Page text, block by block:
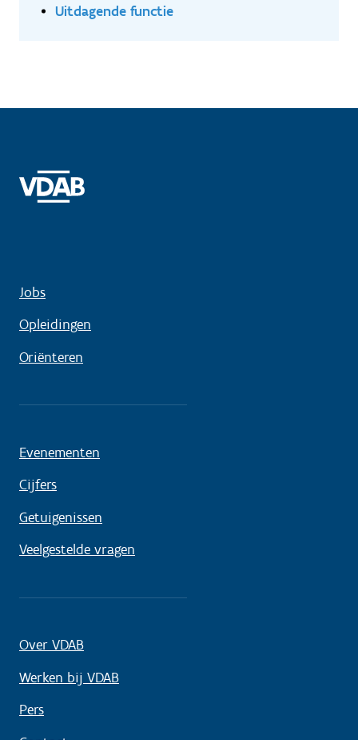
Uitdagende functie
Jobs
Opleidingen
Oriënteren
Evenementen
Cijfers
Getuigenissen
Veelgestelde vragen
Over VDAB
Werken bij VDAB
Pers